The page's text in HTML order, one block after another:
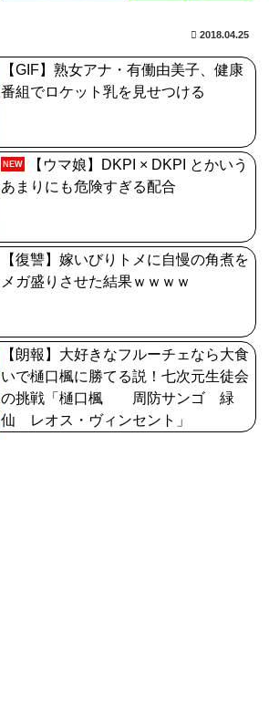
2018.04.25
【GIF】熟女アナ・有働由美子、健康
番組でロケット乳を見せつける
NEW
【ウマ娘】DKPI × DKPI とかいう
あまりにも危険すぎる配合
【復讐】嫁いびりトメに自慢の角煮を
メガ盛りさせた結果ｗｗｗｗ
【朗報】大好きなフルーチェなら大食
いで樋口楓に勝てる説！七次元生徒会
の挑戦「樋口楓 周防サンゴ 緑
仙 レオス・ヴィンセント」